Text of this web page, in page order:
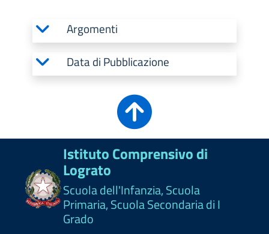
Argomenti
Data di Pubblicazione
Istituto Comprensivo di
Lograto
Scuola dell'Infanzia, Scuola
Primaria, Scuola Secondaria di I
Grado